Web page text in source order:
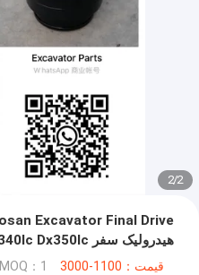
2
/
2
هیدرولیک سفر DX300 Dx340 Dx340lc Dx350lc
قیمت：1100-3000 MOQ：1